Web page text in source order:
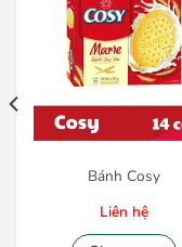
Bánh Cosy
Liên hệ